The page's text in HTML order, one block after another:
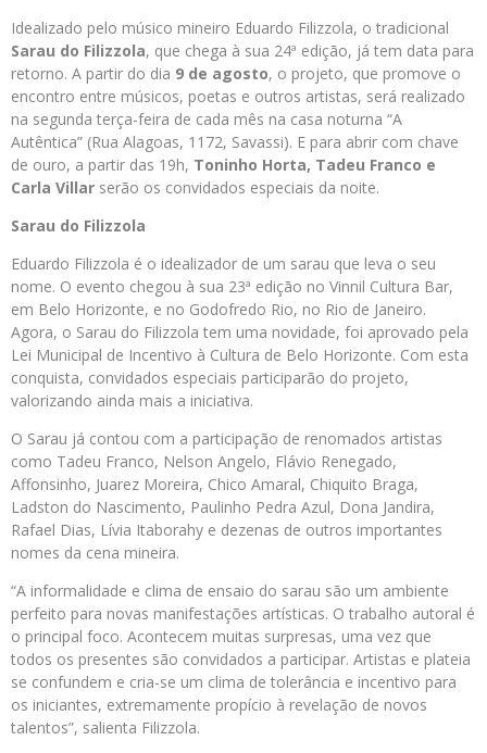
Idealizado pelo músico mineiro Eduardo Filizzola, o tradicional
Sarau do Filizzola, que chega à sua 24ª edição, já tem data para
retorno. A partir do dia 9 de agosto, o projeto, que promove o
encontro entre músicos, poetas e outros artistas, será realizado
na segunda terça-feira de cada mês na casa noturna “A
Autêntica” (Rua Alagoas, 1172, Savassi). E para abrir com chave
de ouro, a partir das 19h, Toninho Horta, Tadeu Franco e
Carla Villar serão os convidados especiais da noite.
Sarau do Filizzola
Eduardo Filizzola é o idealizador de um sarau que leva o seu
nome. O evento chegou à sua 23ª edição no Vinnil Cultura Bar,
em Belo Horizonte, e no Godofredo Rio, no Rio de Janeiro.
Agora, o Sarau do Filizzola tem uma novidade, foi aprovado pela
Lei Municipal de Incentivo à Cultura de Belo Horizonte. Com esta
conquista, convidados especiais participarão do projeto,
valorizando ainda mais a iniciativa.
O Sarau já contou com a participação de renomados artistas
como Tadeu Franco, Nelson Angelo, Flávio Renegado,
Affonsinho, Juarez Moreira, Chico Amaral, Chiquito Braga,
Ladston do Nascimento, Paulinho Pedra Azul, Dona Jandira,
Rafael Dias, Lívia Itaborahy e dezenas de outros importantes
nomes da cena mineira.
“A informalidade e clima de ensaio do sarau são um ambiente
perfeito para novas manifestações artísticas. O trabalho autoral é
o principal foco. Acontecem muitas surpresas, uma vez que
todos os presentes são convidados a participar. Artistas e plateia
se confundem e cria-se um clima de tolerância e incentivo para
os iniciantes, extremamente propício à revelação de novos
talentos”, salienta Filizzola.